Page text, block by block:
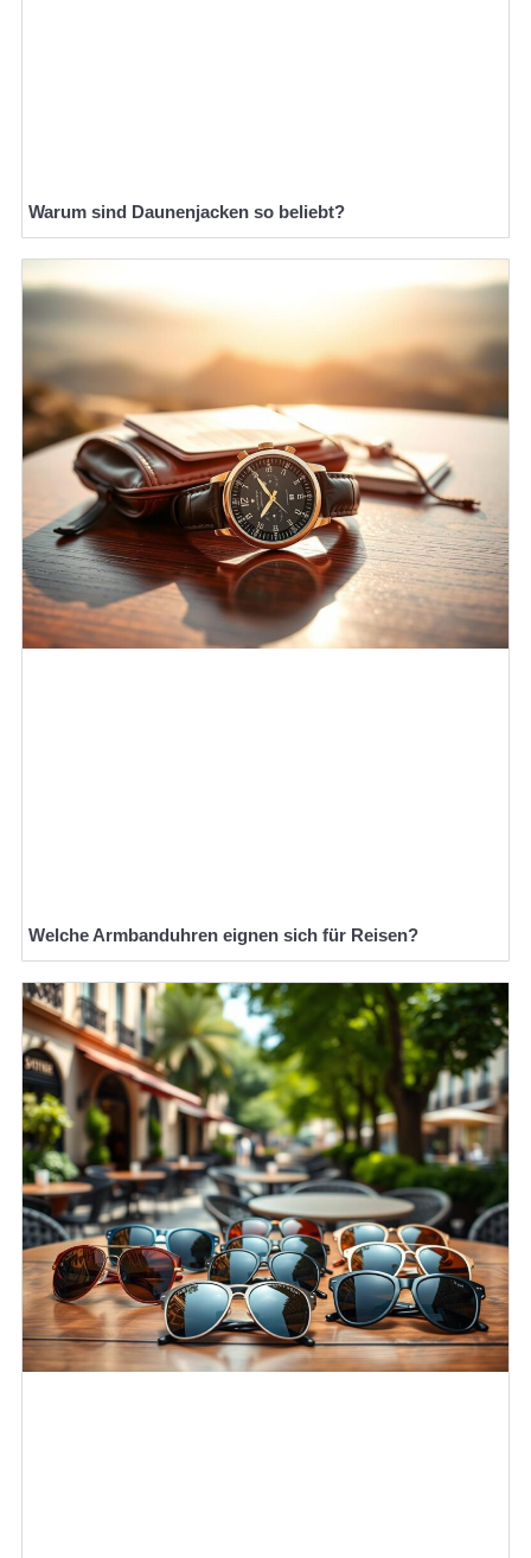
Warum sind Daunenjacken so beliebt?
Welche Armbanduhren eignen sich für Reisen?